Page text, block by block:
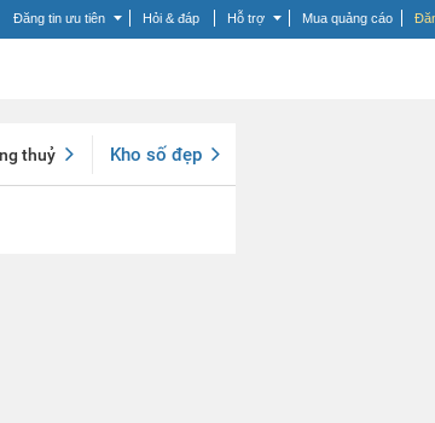
Đăng tin ưu tiên Hỏi & đáp Hỗ trợ Mua quảng cáo
Kho số đẹp
thuỷ